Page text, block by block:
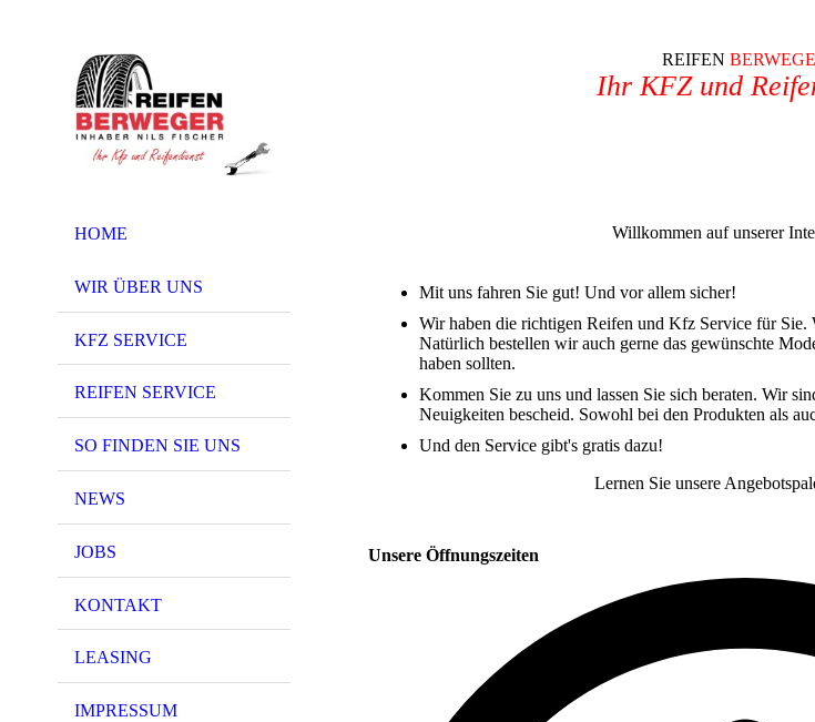
HOME
WIR ÜBER UNS
KFZ SERVICE
REIFEN SERVICE
SO FINDEN SIE UNS
NEWS
JOBS
KONTAKT
LEASING
IMPRESSUM
REIFEN
Ihr KFZ und
Willkommen auf unserer
Mit uns fahren Sie gut! Und vor allem sicher!
Wir haben die richtigen Reifen und Kfz Service für Sie.
Natürlich bestellen wir auch gerne das gewünschte
haben sollten.
Kommen Sie zu uns und lassen Sie sich beraten. Wir
Neuigkeiten bescheid. Sowohl bei den Produkten als
Und den Service gibt's gratis dazu!
Lernen Sie unsere
Unsere Öffnungszeiten